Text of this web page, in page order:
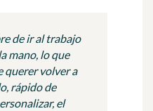
de ir al trabajo
mano, lo que
querer volver a
rápido de
el